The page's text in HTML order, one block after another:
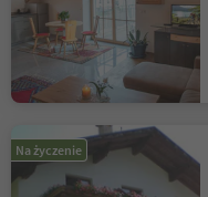
Na życzenie